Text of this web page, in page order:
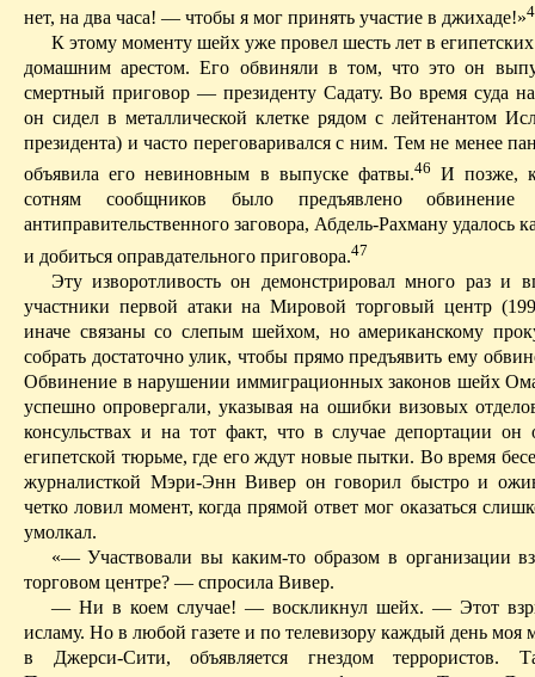
нет, на два часа! — чтобы я мог принять участие в джихаде!»
К этому моменту шейх уже провел шесть лет в
домашним арестом. Его обвиняли в том, что это он
смерт­ный приговор — президенту Садату. Во время суда
он сидел в металлической клетке рядом с лейтенантом
президента) и часто переговаривался с ним. Тем не менее
объявила его невиновным в выпуске фатвы.46 И позже,
сотням сообщников было предъявлено обвинение
антиправительственного заговора, Абдель-Рахману удалось
и добиться оправдательного приговора.47
Эту изворотливость он демонстрировал много раз и
участ­ники первой атаки на Мировой торговый центр
иначе связаны со слепым шейхом, но американскому
собрать достаточно улик, чтобы прямо предъявить ему
Обвинение в нарушении иммиграционных законов шейх
успешно опровергали, указывая на ошибки визовых
консуль­ствах и на тот факт, что в случае депортации он
египетской тюрьме, где его ждут новые пытки. Во время
журналисткой Мэри-Энн Вивер он говорил быстро и
четко ловил момент, когда прямой ответ мог оказаться
умолкал.
«— Участвовали вы каким-то образом в организации
торговом центре? — спросила Вивер.
— Ни в коем случае! — воскликнул шейх. — Этот
исламу. Но в любой газете и по телевизору каждый день моя
в Джерси-Сити, объявляется гнездом террористов.